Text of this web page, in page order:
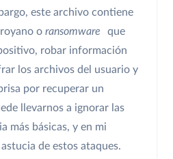
este archivo contiene
o ransomware
que
robar información
los archivos del usuario y
por recuperar un
llevarnos a ignorar las
más básicas, y en mi
de estos ataques.